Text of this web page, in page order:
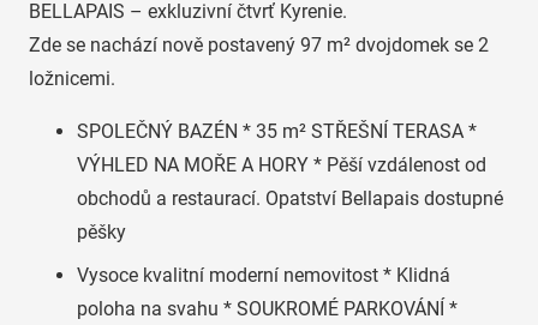
BELLAPAIS – exkluzivní čtvrť Kyrenie.
Zde se nachází nově postavený 97 m² dvojdomek se 2
ložnicemi.
SPOLEČNÝ BAZÉN * 35 m² STŘEŠNÍ TERASA *
VÝHLED NA MOŘE A HORY * Pěší vzdálenost od
obchodů a restaurací. Opatství Bellapais dostupné
pěšky
Vysoce kvalitní moderní nemovitost * Klidná
poloha na svahu * SOUKROMÉ PARKOVÁNÍ *